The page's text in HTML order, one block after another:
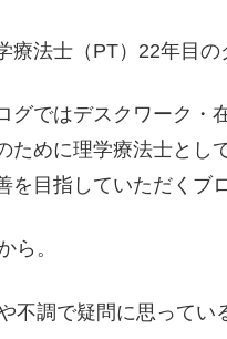
療法士（PT）22年目の
グではデスクワーク・
ために理学療法士とし
を目指していただくブ
ら。
不調で疑問に思ってい